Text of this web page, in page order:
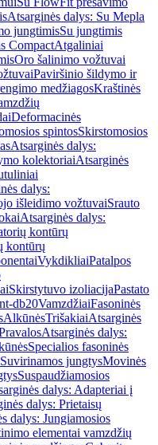
Atsarginės dalys: Su Mepla
jungtimisSu jungtimis
CompactAtgaliniai
Oro šalinimo vožtuvai
Paviršinio šildymo ir
medžiagosKraštinės
Deformacinės
spintosSkirstomosios
Atsarginės dalys:
kolektoriaiAtsarginės
dalys:
išleidimo vožtuvaiSrauto
Atsarginės dalys:
kontūrų
kontūrų
VykdikliaiPatalpos
Skirstytuvo izoliacijaPastato
db20VamzdžiaiFasoninės
AlkūnėsTrišakiaiAtsarginės
Atsarginės dalys:
Specialios fasoninės
Suvirinamos jungtysMovinės
Suspaudžiamosios
dalys: Adapteriai į
dalys: Prietaisų
dalys: Jungiamosios
elementai vamzdžių